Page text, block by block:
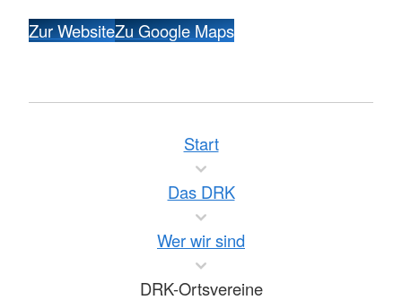
Zur WebsiteZu Google Maps
Start
Das DRK
Wer wir sind
DRK-Ortsvereine